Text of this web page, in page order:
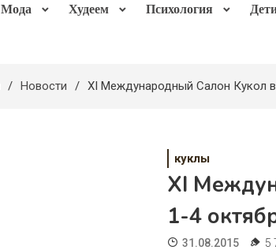
Мода Худеем Психология
Новости XI Международный Салон Кукол
куклы
XI
1-4
31.08.2015 5